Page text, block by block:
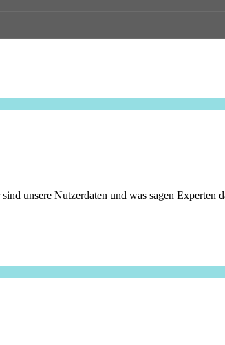
unsere Nutzerdaten und was sagen Experten